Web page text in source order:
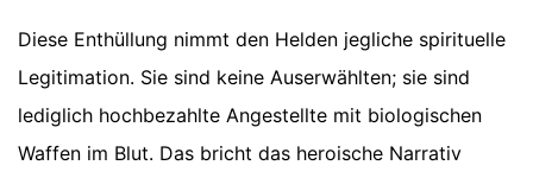
Diese Enthüllung nimmt den Helden jegliche spirituelle
Legitimation. Sie sind keine Auserwählten; sie sind
lediglich hochbezahlte Angestellte mit biologischen
Waffen im Blut. Das bricht das heroische Narrativ